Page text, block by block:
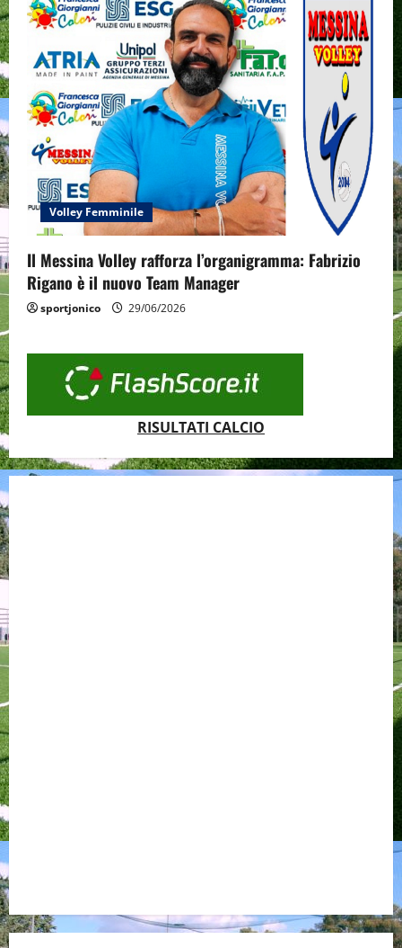
Volley Femminile
Il Messina Volley rafforza l’organigramma: Fabrizio
Rigano è il nuovo Team Manager
sportjonico 29/06/2026
RISULTATI CALCIO